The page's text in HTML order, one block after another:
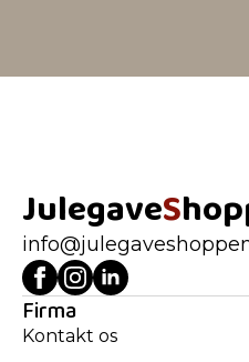
JulegaveS
Firma
Kontakt os